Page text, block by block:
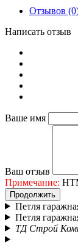
Отзывов
Написать отзыв
Ваше имя
Ваш отзыв
Примечание:
Продолжить
Петля
Петля
ТД Строй